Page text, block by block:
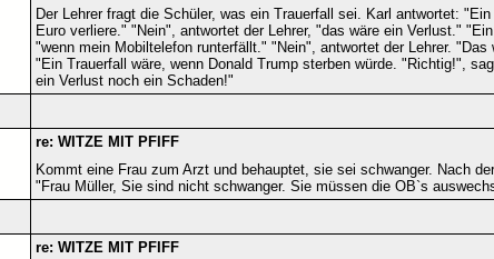
Der Lehrer fragt die Schüler, was ein Trauerfall sei. Karl antwortet:
Euro verliere." "Nein", antwortet der Lehrer, "das wäre ein Verlust."
"wenn mein Mobiltelefon runterfällt." "Nein", antwortet der Lehrer.
"Ein Trauerfall wäre, wenn Donald Trump sterben würde. "Richtig!",
ein Verlust noch ein Schaden!"
re: WITZE MIT PFIFF
Kommt eine Frau zum Arzt und behauptet, sie sei schwanger. Nach
"Frau Müller, Sie sind nicht schwanger. Sie müssen die OB`s
re: WITZE MIT PFIFF